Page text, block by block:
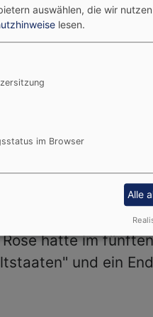
Franz Wich.
im
Leitung lag bei
Enkeltochter
die Familie.
Namensgeberin
von Aktion
Überlebenden
unter dem vom
hatte im
und ein
auswählen, die wir
lesen.
im Browser
Alle